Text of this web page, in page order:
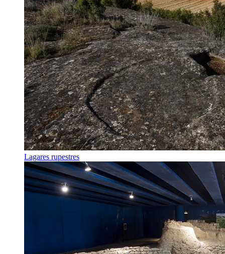
Lagares rupestres